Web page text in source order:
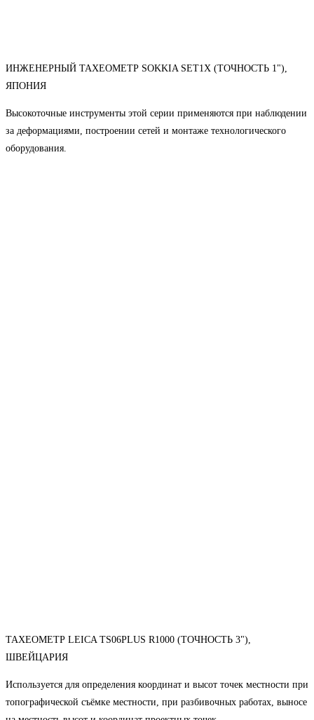
ИНЖЕНЕРНЫЙ ТАХЕОМЕТР SOKKIA SET1X (ТОЧНОСТЬ 1"),
ЯПОНИЯ
Высокоточные инструменты этой серии применяются при наблюдении
за деформациями, построении сетей и монтаже технологического
оборудования.
ТАХЕОМЕТР LEICA TS06PLUS R1000 (ТОЧНОСТЬ 3"),
ШВЕЙЦАРИЯ
Используется для определения координат и высот точек местности при
топографической съёмке местности, при разбивочных работах, выносе